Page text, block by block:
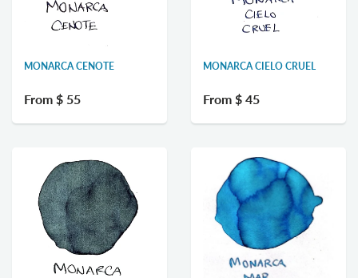
MONARCA CENOTE
From $ 55
MONARCA CIELO CRUEL
From $ 45